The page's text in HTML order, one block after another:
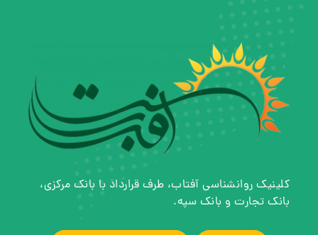
کلینیک روانشناسی آفتاب، طرف قرارداد با بانک مرکزی،
بانک تجارت و بانک سپه.